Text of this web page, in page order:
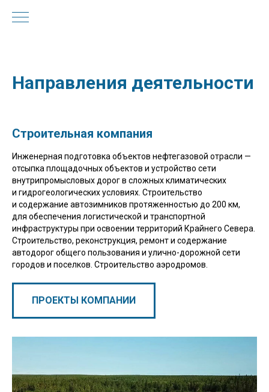
Направления деятельности
Строительная компания
Инженерная подготовка объектов нефтегазовой отрасли —
отсыпка площадочных объектов и устройство сети
внутрипромысловых дорог в сложных климатических
и гидрогеологических условиях. Строительство
и содержание автозимников протяженностью до 200 км,
для обеспечения логистической и транспортной
инфраструктуры при освоении территорий Крайнего Севера.
Строительство, реконструкция, ремонт и содержание
автодорог общего пользования и улично-дорожной сети
городов и поселков. Строительство аэродромов.
ПРОЕКТЫ КОМПАНИИ